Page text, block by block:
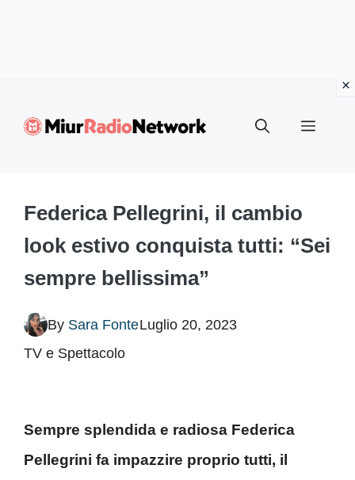
Menu
Federica Pellegrini, il cambio
look estivo conquista tutti: “Sei
sempre bellissima”
By Sara FonteLuglio 20, 2023
TV e Spettacolo
Sempre splendida e radiosa Federica
Pellegrini fa impazzire proprio tutti, il